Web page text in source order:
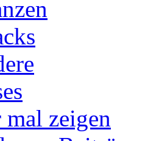
zeigen